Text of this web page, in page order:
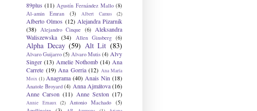
89plus (11) Agustín Fernández Mallo (8)
Al-amin Emran
(3) Albert Camus (2)
Alberto Olmos (12) Alejandra Pizarnik
(38)
Alejandro Cinque (6)
Aleksandra
Waliszewska (34) Allen Ginsberg (6)
Alpha Decay (59) Alt Lit (83)
Alvaro Guijarro (5) Alvaro Mutis (4) Alvy
Singer (13) Amelie Nothomb (14) Ana
Carrete (19) Ana Gorria (12) Ana María
Moix (1) Anagrama (40) Anais Nin (18)
Anatole Broyard (4) Anna Ajmátova (16)
Anne Carson (11) Anne Sexton (17)
Annie Ernaux (2) Antonio Machado
(5)